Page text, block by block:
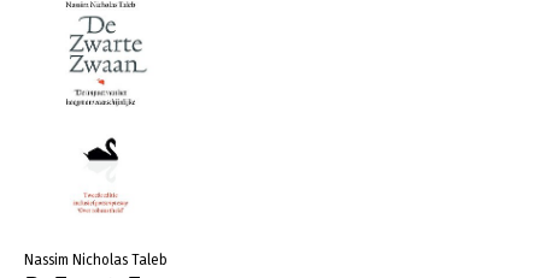
Nassim Nicholas Taleb